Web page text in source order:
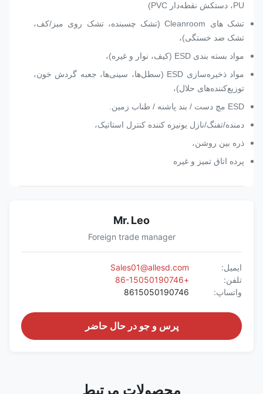
PU، دستکش نقطه‌دار PVC)
تشک های Cleanroom (تشک چسبنده، تشک روی میز/کف،
تشک ضد خستگی)،
مواد بسته بندی ESD (کیف، نوار و غیره)،
مواد ذخیره‌سازی ESD (سطل‌ها، سینی‌ها، جعبه گردش خون،
توزیع‌کننده‌های حلال)،
ESD مچ دست / بند پاشنه / طناب زمین.
دمنده/تفنگ/نازل یونیزه کننده کنترل استاتیک،
ذره بین روشن،
پرده اتاق تمیز و غیره
Mr. Leo
Foreign trade manager
ایمیل:
Sales01@allesd.com
تلفن:
+86-15050190746
واتساپ:
8615050190746
پرس و جو در حال حاضر
محصولات مرتبط